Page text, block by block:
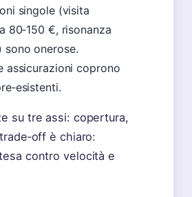
singole (visita
80‑150 €, risonanza
sono onerose.
assicurazioni coprono
su tre assi: copertura,
è chiaro:
contro velocità e